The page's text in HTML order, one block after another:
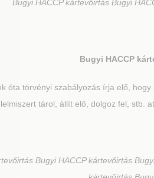
BugyiHACCP kártevőirtás Bugyi
Bugyi HACCP
óta törvényi szabályozás írja elő, hogy
tárol, állít elő, dolgoz fel, stb.
Bugyi HACCP kártevőirtás